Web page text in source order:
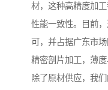
材，这种高精度加
性能一致性。目前
可，并占据广东市
精密剖片加工，薄
除了原材供应，我